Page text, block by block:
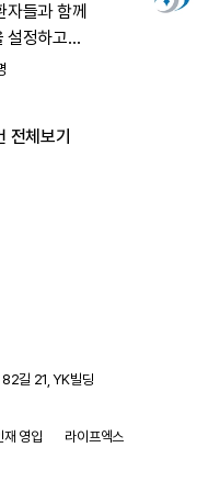
자들과 함께
설정하고
전체보기
82길 21, YK빌딩
재 영입
라이프엑스